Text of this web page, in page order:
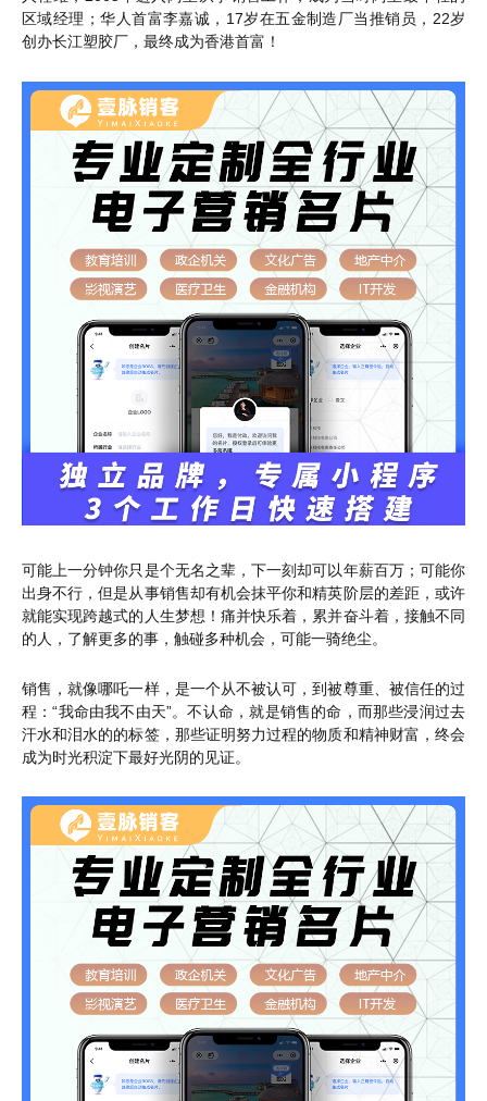
区域经理；华人首富李嘉诚，17岁在五金制造厂当推销员，22岁
创办长江塑胶厂，最终成为香港首富！
可能上一分钟你只是个无名之辈，下一刻却可以年薪百万；可能你
出身不行，但是从事销售却有机会抹平你和精英阶层的差距，或许
就能实现跨越式的人生梦想！痛并快乐着，累并奋斗着，接触不同
的人，了解更多的事，触碰多种机会，可能一骑绝尘。
销售，就像哪吒一样，是一个从不被认可，到被尊重、被信任的过
程：“我命由我不由天”。不认命，就是销售的命，而那些浸润过去
汗水和泪水的的标签，那些证明努力过程的物质和精神财富，终会
成为时光积淀下最好光阴的见证。